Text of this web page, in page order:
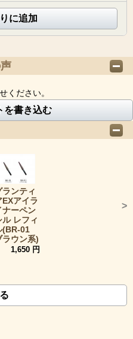
に追加
ください。
を書き込む
ランティ
EXアイラ
ナーペン
ル レフィ
(BR-01
ラウン系)
1,650 円
>